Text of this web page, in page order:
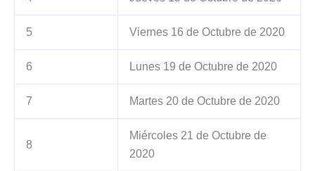
5 Viernes 16 de Octubre de 2020
6 Lunes 19 de Octubre de 2020
7 Martes 20 de Octubre de 2020
8
Miércoles 21 de Octubre de
2020